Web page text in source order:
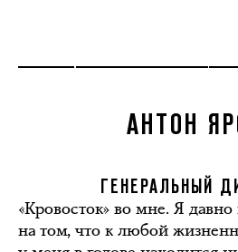
АНТОН
ГЕНЕРАЛЬНЫЙ
«Кровосток» во мне. Я
на том, что к любой